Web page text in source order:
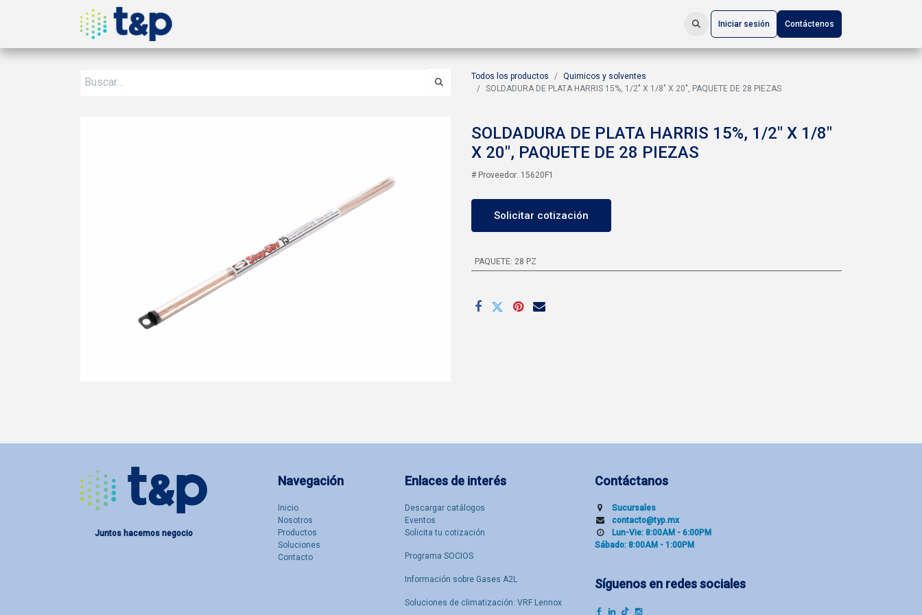
Iniciar sesión Contáctenos
Todos los productos
Quimicos y solventes
SOLDADURA DE PLATA HARRIS 15%, 1/2" X 1/8" X 20", PAQUETE DE 28 PIEZAS
SOLDADURA DE PLATA HARRIS 15%, 1/2" X 1/8"
X 20", PAQUETE DE 28 PIEZAS
# Proveedor: 15620F1
Solicitar cotización
PAQUETE: 28 PZ
Enlaces de interés
Descargar catálogos
Eventos
Solicita tu cotización
Programa SOCIOS
Información sobre Gases A2L
Soluciones de climatización: VRF Lennox
Navegación
Inicio
Nosotro​s
Productos
Soluciones
Contacto
Contáctanos
Sucu​rsal​es
contacto@typ.mx
Lun-Vie: 8:00AM - 6:00PM
Sábado: 8:00AM - 1:00PM
Síguenos en redes sociales
Juntos hacemos negocio